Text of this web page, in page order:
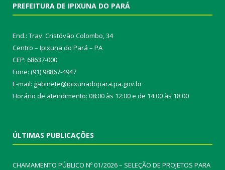
PREFEITURA DE IPIXUNA DO PARÁ
End.: Trav. Cristóvão Colombo, 34
Centro – Ipixuna do Pará – PA
CEP: 68637-000
Fone: (91) 98867-4947
E-mail: gabinete@ipixunadopara.pa.gov.br
Horário de atendimento: 08:00 às 12:00 e de 14:00 às 18:00
ÚLTIMAS PUBLICAÇÕES
CHAMAMENTO PÚBLICO Nº 01/2026 – SELEÇÃO DE PROJETOS PARA